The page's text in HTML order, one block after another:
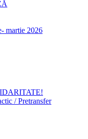
martie 2026
/ Pretransfer